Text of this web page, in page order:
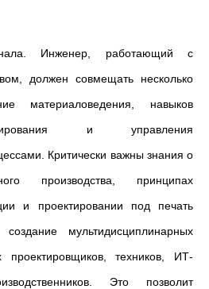
Инженер, работающий с
должен совмещать несколько
материаловедения, навыков
и управления
Критически важны знания о
производства, принципах
и проектировании под печать
мультидисциплинарных
техников, ИТ-
Это позволит